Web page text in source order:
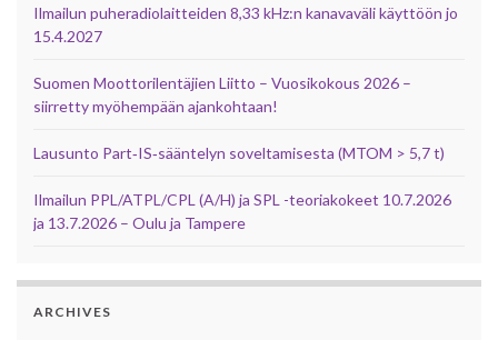
Ilmailun puheradiolaitteiden 8,33 kHz:n kanavaväli käyttöön jo
15.4.2027
Suomen Moottorilentäjien Liitto – Vuosikokous 2026 –
siirretty myöhempään ajankohtaan!
Lausunto Part‑IS‑sääntelyn soveltamisesta (MTOM > 5,7 t)
Ilmailun PPL/ATPL/CPL (A/H) ja SPL -teoriakokeet 10.7.2026
ja 13.7.2026 – Oulu ja Tampere
ARCHIVES